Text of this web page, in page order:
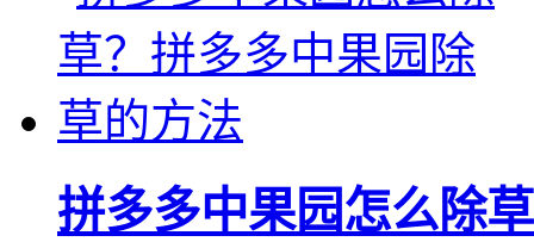
拼多多中果园怎么除